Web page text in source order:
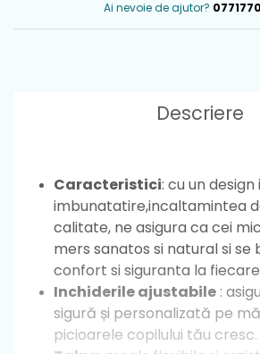
Ai nevoie de ajutor?
Descriere
Caracteristici: cu un
imbunatatire,incaltamintea
calitate, ne asigura ca cei
mers sanatos si natural si se
confort si siguranta la
Inchiderile ajustabile :
sigură și personalizată pe
picioarele copilului tău cresc.